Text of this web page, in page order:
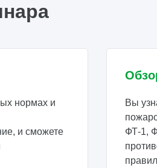
нормах и
и сможете
Вы
ФТ-1,